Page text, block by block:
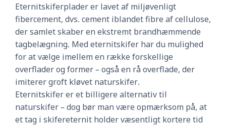
Eternitskiferplader er lavet af miljøvenligt
fibercement, dvs. cement iblandet fibre af cellulose,
der samlet skaber en ekstremt brandhæmmende
tagbelægning. Med eternitskifer har du mulighed
for at vælge imellem en række forskellige
overflader og former – også en rå overflade, der
imiterer groft kløvet naturskifer.
Eternitskifer er et billigere alternativ til
naturskifer – dog bør man være opmærksom på, at
et tag i skifereternit holder væsentligt kortere tid